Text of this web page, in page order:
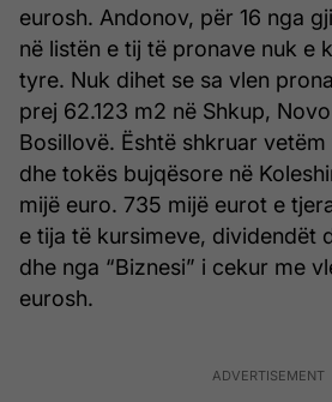
eurosh. Andonov, për 16 nga
në listën e tij të pronave nuk e
tyre. Nuk dihet se sa vlen
prej 62.123 m2 në Shkup,
Bosillovë. Është shkruar
dhe tokës bujqësore në
mijë euro. 735 mijë eurot e
e tija të kursimeve, dividendët
dhe nga “Biznesi” i cekur me
eurosh.